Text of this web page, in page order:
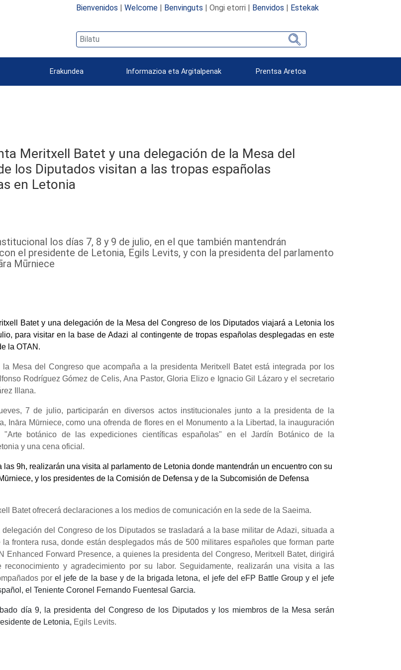
Bienvenidos | Welcome| Benvinguts | Ongi etorri | Benvidos | Estekak
Erakundea Informazioa eta Argitalpenak Prentsa Aretoa
Meritxell Batet y una delegación de la Mesa del
los Diputados visitan a las tropas españolas
en Letonia
los días 7, 8 y 9 de julio, en el que también mantendrán
el presidente de Letonia, Egils Levits, y con la presidenta del parlamento
Mūrniece
Batet y una delegación de la Mesa del Congreso de los Diputados viajará a Letonia los
para visitar en la base de Adazi al contingente de tropas españolas desplegadas en este
la OTAN.
la Mesa del Congreso que acompaña a la presidenta Meritxell Batet está integrada por los
Rodríguez Gómez de Celis, Ana Pastor, Gloria Elizo e Ignacio Gil Lázaro y el secretario
Illana.
7 de julio, participarán en diversos actos institucionales junto a la presidenta de la
Ināra Mūrniece, como una ofrenda de flores en el Monumento a la Libertad, la inauguración
"Arte botánico de las expediciones científicas españolas" en el Jardín Botánico de la
y una cena oficial.
las 9h, realizarán una visita al parlamento de Letonia donde mantendrán un encuentro con su
y los presidentes de la Comisión de Defensa y de la Subcomisión de Defensa
Batet ofrecerá declaraciones a los medios de comunicación en la sede de la Saeima.
delegación del Congreso de los Diputados se trasladará a la base militar de Adazi, situada a
la frontera rusa, donde están desplegados más de 500 militares españoles que forman parte
Enhanced Forward Presence, a quienes la presidenta del Congreso, Meritxell Batet, dirigirá
reconocimiento y agradecimiento por su labor. Seguidamente, realizarán una visita a las
porel jefe de la base y de la brigada letona, el jefe del eFP Battle Group y el jefe
el Teniente Coronel Fernando Fuentesal Garcia.
día 9, la presidenta del Congreso de los Diputados y los miembros de la Mesa serán
de Letonia, Egils Levits.